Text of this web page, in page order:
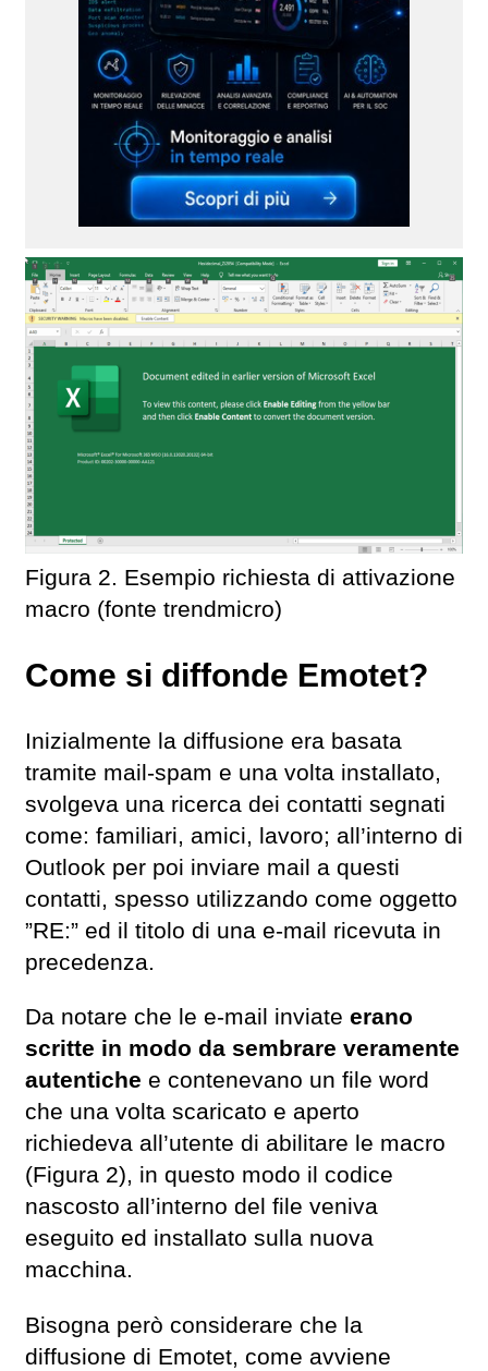
Figura 2. Esempio richiesta di attivazione
macro (fonte trendmicro)
Come si diffonde Emotet?
Inizialmente la diffusione era basata
tramite mail-spam e una volta installato,
svolgeva una ricerca dei contatti segnati
come: familiari, amici, lavoro; all’interno di
Outlook per poi inviare mail a questi
contatti, spesso utilizzando come oggetto
”RE:” ed il titolo di una e-mail ricevuta in
precedenza.
Da notare che le e-mail inviate erano
scritte in modo da sembrare veramente
autentiche e contenevano un file word
che una volta scaricato e aperto
richiedeva all’utente di abilitare le macro
(Figura 2), in questo modo il codice
nascosto all’interno del file veniva
eseguito ed installato sulla nuova
macchina.
Bisogna però considerare che la
diffusione di Emotet, come avviene